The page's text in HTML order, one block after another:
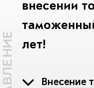
внесении
лет!
Внесение